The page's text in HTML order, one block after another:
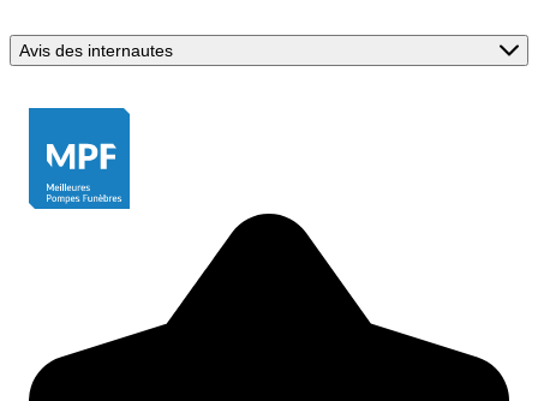
Avis des internautes